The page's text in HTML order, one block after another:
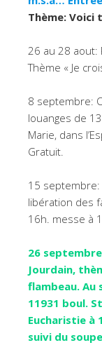
Thème: Voici
26 au 28 aout:
Thème « Je
8 septembre:
louanges de
Marie, dans
Gratuit.
15
libération des
16h. messe à
26
Jourdain,
flambeau. Au
11931 boul.
Eucharistie à
suivi du